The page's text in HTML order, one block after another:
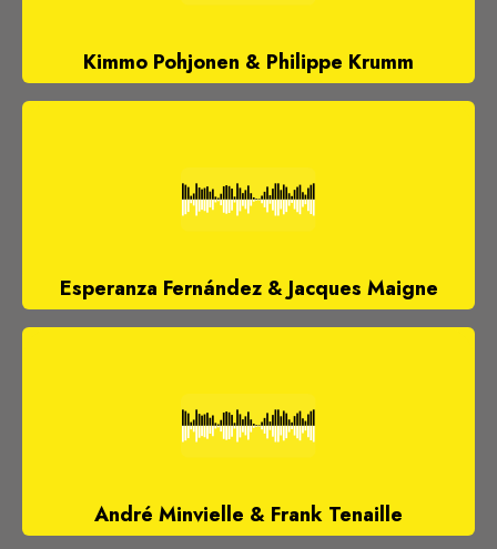
Kimmo Pohjonen & Philippe Krumm
Esperanza Fernández & Jacques Maigne
André Minvielle & Frank Tenaille